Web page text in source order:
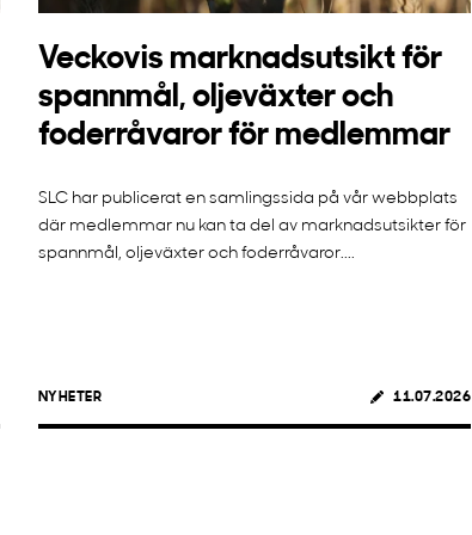
Veckovis marknadsutsikt för
spannmål, oljeväxter och
foderråvaror för medlemmar
SLC har publicerat en samlingssida på vår webbplats
där medlemmar nu kan ta del av marknadsutsikter för
spannmål, oljeväxter och foderråvaror....
NYHETER 11.07.2026